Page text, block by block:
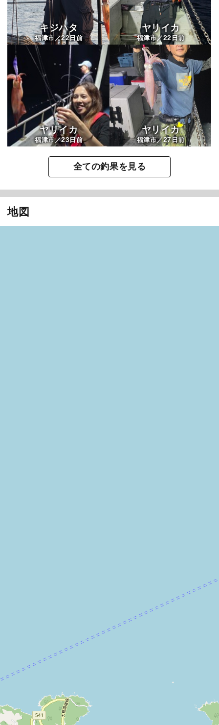
キジハタ
福津市／22日前
ヤリイカ
福津市／22 日前
ヤリイカ
福津市／23 日前
ヤリイカ
福津市／27日前
全ての釣果を見る
地図